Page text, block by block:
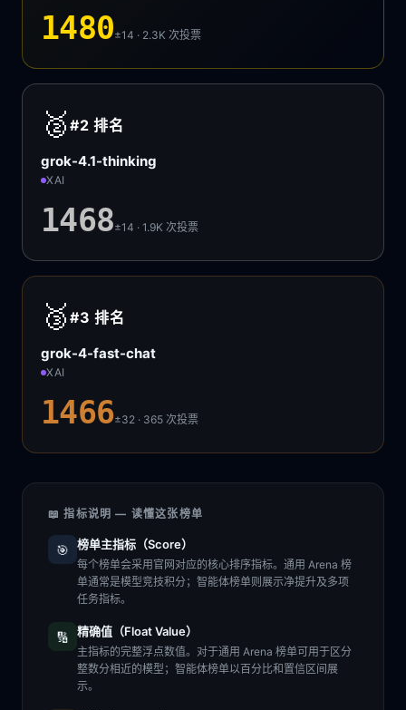
1480±14 · 2.3K次投票
🥈 #2排名
grok-4.1-thinking
XAI
1468±14 · 1.9K次投票
🥉 #3排名
grok-4-fast-chat
XAI
1466±32 · 365次投票
📖 指标说明 — 读懂这张榜单
🎯 榜单主指标（Score）
每个榜单会采用官网对应的核心排序指标。通用 Arena 榜
单通常是模型竞技积分；智能体榜单则展示净提升及多项
任务指标。
🔢 精确值（Float Value）
主指标的完整浮点数值。对于通用 Arena 榜单可用于区分
整数分相近的模型；智能体榜单以百分比和置信区间展
示。